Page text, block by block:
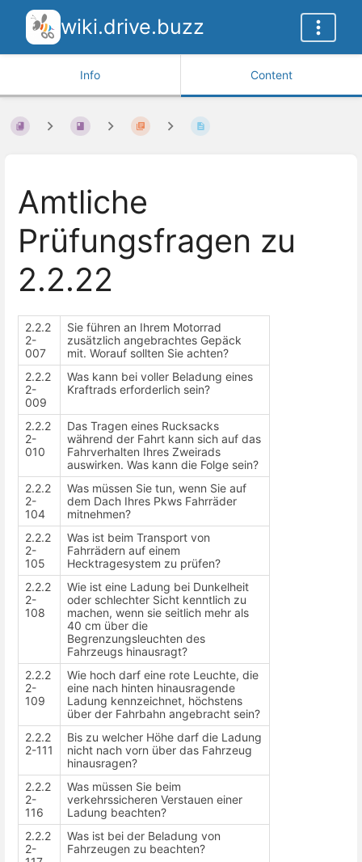
wiki.drive.buzz
Info Content
Amtliche
Prüfungsfragen zu
2.2.22
2.2.2
2-
007
Sie führen an Ihrem Motorrad
zusätzlich angebrachtes Gepäck
mit. Worauf sollten Sie achten?
2.2.2
2-
009
Was kann bei voller Beladung eines
Kraftrads erforderlich sein?
2.2.2
2-
010
Das Tragen eines Rucksacks
während der Fahrt kann sich auf das
Fahrverhalten Ihres Zweirads
auswirken. Was kann die Folge sein?
2.2.2
2-
104
Was müssen Sie tun, wenn Sie auf
dem Dach Ihres Pkws Fahrräder
mitnehmen?
2.2.2
2-
105
Was ist beim Transport von
Fahrrädern auf einem
Hecktragesystem zu prüfen?
2.2.2
2-
108
Wie ist eine Ladung bei Dunkelheit
oder schlechter Sicht kenntlich zu
machen, wenn sie seitlich mehr als
40 cm über die
Begrenzungsleuchten des
Fahrzeugs hinausragt?
2.2.2
2-
109
Wie hoch darf eine rote Leuchte, die
eine nach hinten hinausragende
Ladung kennzeichnet, höchstens
über der Fahrbahn angebracht sein?
2.2.2
2-111
Bis zu welcher Höhe darf die Ladung
nicht nach vorn über das Fahrzeug
hinausragen?
2.2.2
2-
116
Was müssen Sie beim
verkehrssicheren Verstauen einer
Ladung beachten?
2.2.2
2-
Was ist bei der Beladung von
Fahrzeugen zu beachten?